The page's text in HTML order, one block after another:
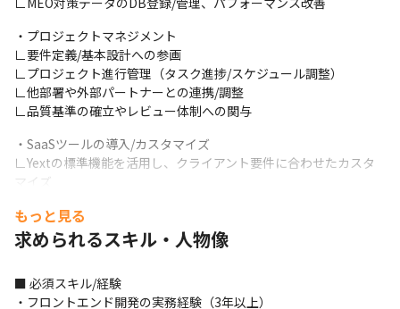
・プロジェクトマネジメント
∟要件定義/基本設計への参画
∟プロジェクト進行管理（タスク進捗/スケジュール調整）
∟他部署や外部パートナーとの連携/調整
∟品質基準の確立やレビュー体制への関与
・SaaSツールの導入/カスタマイズ
∟Yextの標準機能を活用し、クライアント要件に合わせたカスタ
マイズ
・運用、改善
∟データ処理の効率化/自動化の推進
＜入社後の期待成果＞
もっと見る
求められるスキル・人物像
■ 必須スキル/経験
・フロントエンド開発の実務経験（3年以上）